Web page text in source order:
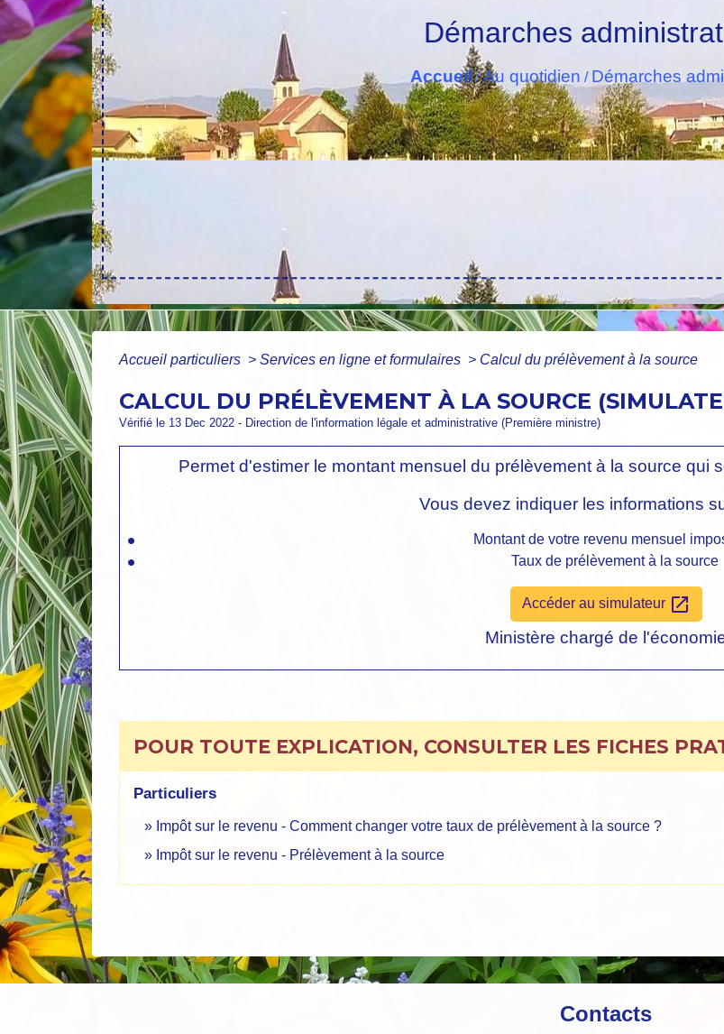
Démarches
Accueil/Au quotidien / Démarches
Accueil particuliers > Services en ligne et formulaires > Calcul du prélèvement à la source
CALCUL DU PRÉLÈVEMENT À LA SOURCE
Vérifié le 13 Dec 2022 - Direction de l'information légale et administrative (Première ministre)
Permet d'estimer le montant mensuel du prélèvement à la source qui
Vous devez indiquer les informations
Montant de votre revenu mensuel
Taux de prélèvement à la source
Accéder au simulateur open_in_new
Ministère chargé de
POUR TOUTE EXPLICATION, CONSULTER LES FICHES
Particuliers
Impôt sur le revenu - Comment changer votre taux de prélèvement à la source ?
Impôt sur le revenu - Prélèvement à la source
Contacts